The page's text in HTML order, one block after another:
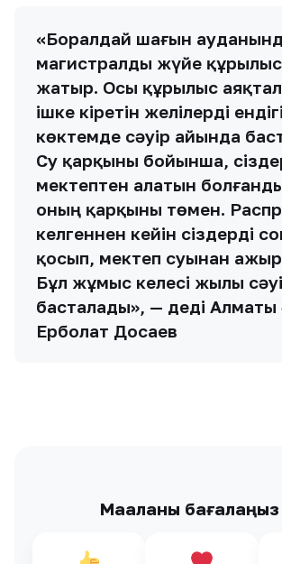
«Боралдай шағын
магистралды жүйе
жатыр. Осы құрылыс
ішке кіретін желілерді ендігі
көктемде сәуір айында
Су қарқыны бойынша,
мектептен алатын
оның қарқыны төмен.
келгеннен кейін сіздерді
қосып, мектеп суынан
Бұл жұмыс келесі жылы
басталады», — деді Алматы
Ерболат Досаев
Мақаланы бағалаңыз